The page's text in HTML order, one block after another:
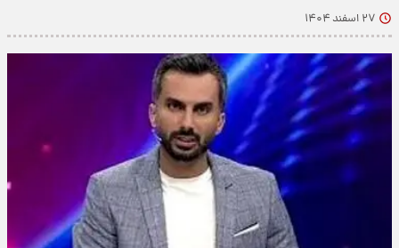
۲۷ اسفند ۱۴۰۴